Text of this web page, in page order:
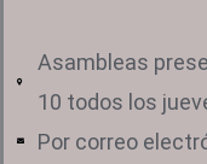
Asambleas
10 todos los
Por correo